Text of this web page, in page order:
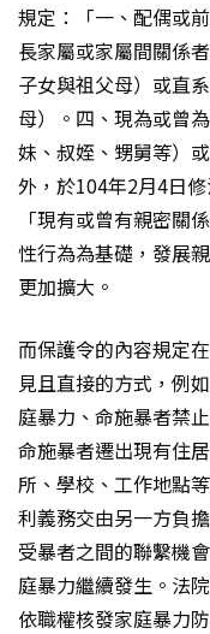
規定：「一、配偶或
長家屬或家屬間關係
子女與祖父母）或直
母）。四、現為或曾
妹、叔姪、甥舅等）
外，於104年2月4日
「現有或曾有親密關
性行為為基礎，發展
更加擴大。
而保護令的內容規定
見且直接的方式，例
庭暴力、命施暴者禁
命施暴者遷出現有住
所、學校、工作地點
利義務交由另一方負
受暴者之間的聯繫機
庭暴力繼續發生。法
依職權核發家庭暴力